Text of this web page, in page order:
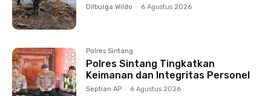
Dilburga Wildo - 6 Agustus 2026
Polres Sintang
Polres Sintang Tingkatkan
Keimanan dan Integritas Personel
Septian AP - 6 Agustus 2026